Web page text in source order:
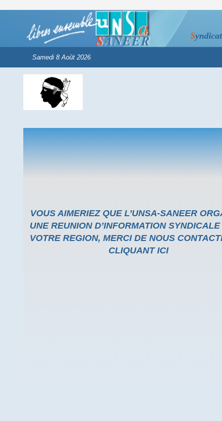
VOUS AIMERIEZ QUE L’UNSA-SANEER
UNE REUNION D’INFORMATION
VOTRE REGION, MERCI DE NOUS
CLIQUANT ICI
S